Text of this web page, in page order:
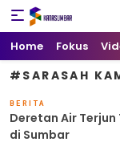
Kata Sumbar
Berita Sumbar
Home Fokus
#SARASAH
BERITA
Deretan Air
di Sumbar